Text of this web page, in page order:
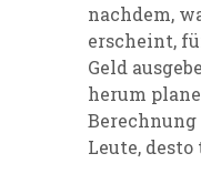
nachdem,
erscheint,
Geld
herum
Berechnung
Leute, desto